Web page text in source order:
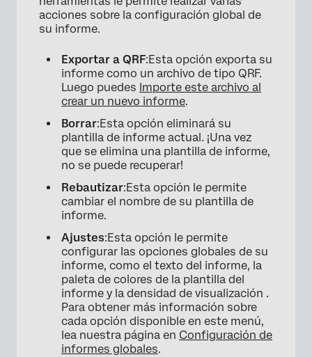
×
acciones sobre la configuración global de
su informe.
Exportar a QRF:Esta opción exporta su
informe como un archivo de tipo QRF.
Luego puedes Importe este archivo al
crear un nuevo informe.
Borrar:Esta opción eliminará su
plantilla de informe actual. ¡Una vez
que se elimina una plantilla de informe,
no se puede recuperar!
Rebautizar:Esta opción le permite
cambiar el nombre de su plantilla de
informe.
Ajustes:Esta opción le permite
configurar las opciones globales de su
informe, como el texto del informe, la
paleta de colores de la plantilla del
informe y la densidad de visualización .
Para obtener más información sobre
cada opción disponible en este menú,
lea nuestra página en Configuración de
informes globales.